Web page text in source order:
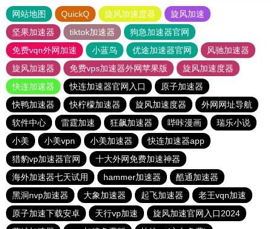
网站地图 QuickQ 旋风加速度器
旋风加速
坚果加速器
tiktok加速器
狗急加速器官网
免费vqn外网加速
小蓝鸟 优途加速器官网
风驰加速器
旋风加速器
免费vps加速器外网苹果版
旋风加速度器
快连加速器
快连加速器官网入口
原子加速器
快鸭加速器
快柠檬加速器 旋风加速度器
外网网址导航
软件中心
雷霆加速 狂飙加速器 哔咔漫画
瑞乐小说
小美
小美vpn 小美加速器
快连加速器app
猎豹vp加速器官网
十大外网免费加速神器
海外加速器七天试用
hammer加速器
酷通加速器
黑洞nvp加速器
大象加速器 起飞加速器
老王vqn加速
原子加速下载安卓
天行vp加速
旋风加速官网入口2024